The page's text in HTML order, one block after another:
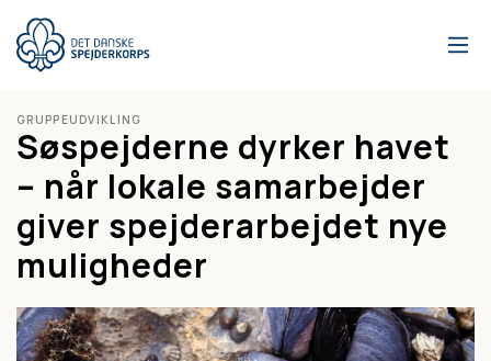
hovedindhold
GRUPPEUDVIKLING
Søspejderne dyrker havet
– når lokale samarbejder
giver spejderarbejdet nye
muligheder